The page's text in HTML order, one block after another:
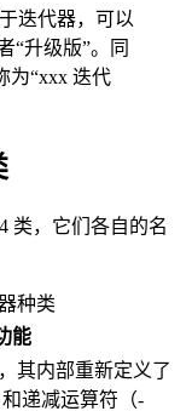
迭代器，可以
“升级版”。同
为“xxx 迭代
类，它们各自的名
种类
能
其内部重新定义了
递减运算符（-